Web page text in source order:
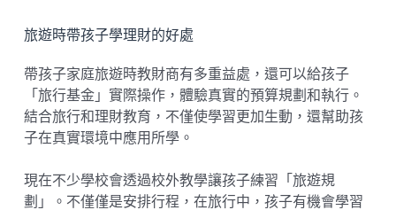
旅遊時帶孩子學理財的好處
帶孩子家庭旅遊時教財商有多重益處，還可以給孩子
「旅行基金」實際操作，體驗真實的預算規劃和執行。
結合旅行和理財教育，不僅使學習更加生動，還幫助孩
子在真實環境中應用所學。
現在不少學校會透過校外教學讓孩子練習「旅遊規
劃」。不僅僅是安排行程，在旅行中，孩子有機會學習